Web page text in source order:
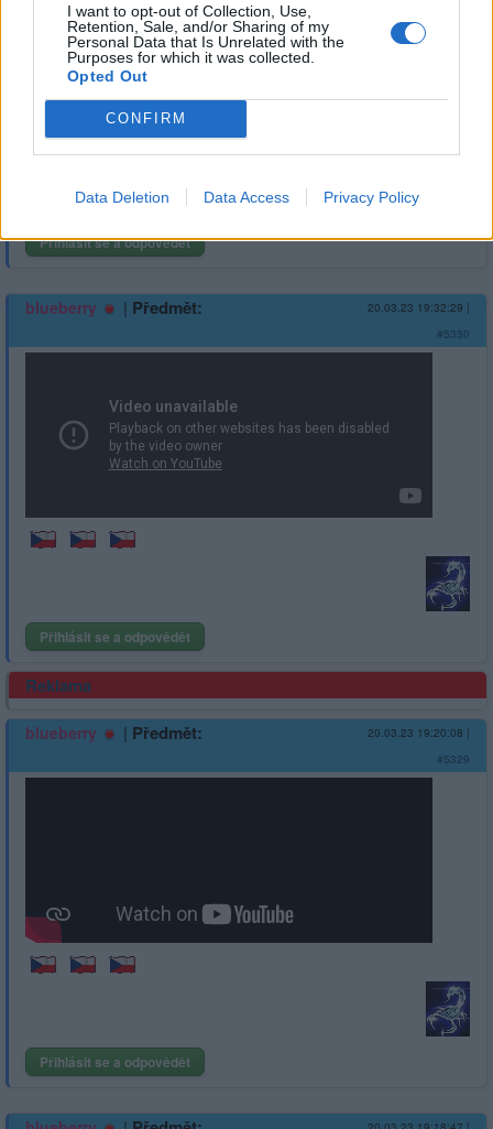
I want to opt-out of Collection, Use,
Retention, Sale, and/or Sharing of my
Personal Data that Is Unrelated with the
Purposes for which it was collected.
Opted Out
CONFIRM
Data Deletion Data Access Privacy Policy
Přihlásit se a odpovědět
blueberry | Předmět: 20.03.23 19:32:29 |
#5330
Přihlásit se a odpovědět
Reklama
blueberry | Předmět: 20.03.23 19:20:08 |
#5329
Přihlásit se a odpovědět